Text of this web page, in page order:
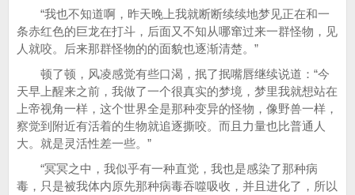
“我也不知道啊，昨天晚上我就断断续续地梦见正在和一
条赤红色的巨龙在打斗，后面又不知从哪窜过来一群怪物，见
人就咬。后来那群怪物的的面貌也逐渐清楚。”
顿了顿，风凌感觉有些口渴，抿了抿嘴唇继续说道：“今
天早上醒来之前，我做了一个很真实的梦境，梦里我就想站在
上帝视角一样，这个世界全是那种变异的怪物，像野兽一样，
察觉到附近有活着的生物就追逐撕咬。而且力量也比普通人
大。就是灵活性差一些。”
“冥冥之中，我似乎有一种直觉，我也是感染了那种病
毒，只是被我体内原先那种病毒吞噬吸收，并且进化了，所以